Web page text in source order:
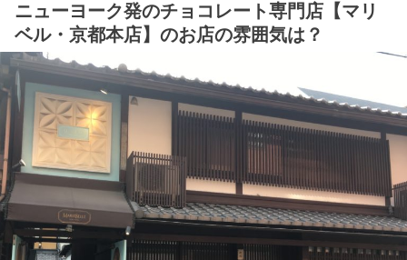
ニューヨーク発のチョコレート専門店【マリ
ベル・京都本店】のお店の雰囲気は？